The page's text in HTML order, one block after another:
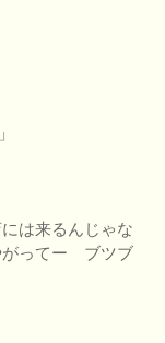
は来るんじゃな
がってー ブツブ